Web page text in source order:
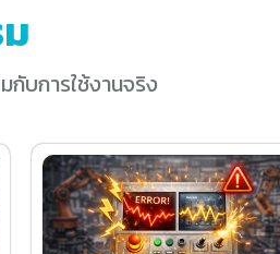
กับการใช้งานจริง